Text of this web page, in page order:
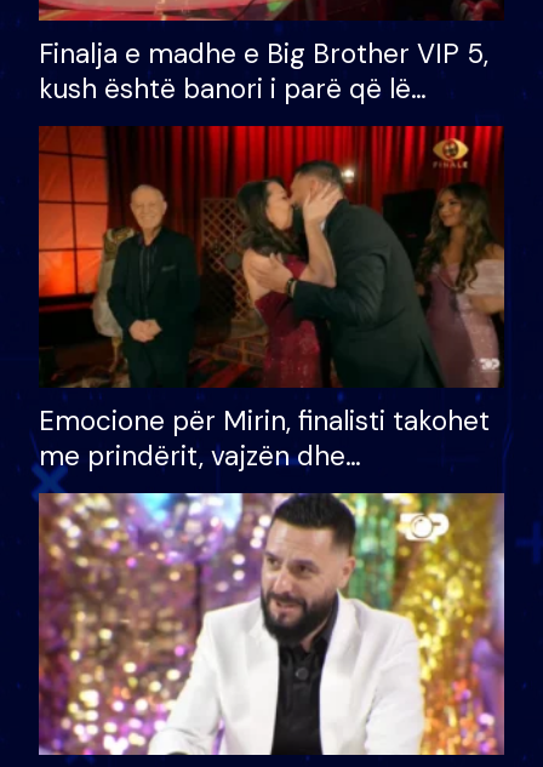
Finalja e madhe e Big Brother VIP 5,
kush është banori i parë që lë
shtëpinë dhe humb mundësinë për
të fituar çmimin e madh
Emocione për Mirin, finalisti takohet
me prindërit, vajzën dhe
bashkëshorten: S’kemi ndonjë letër
divorci apo jo?